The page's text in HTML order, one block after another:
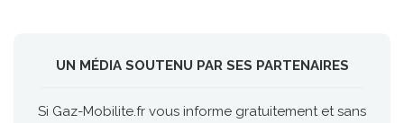
UN MÉDIA SOUTENU PAR SES PARTENAIRES
Si Gaz-Mobilite.fr vous informe gratuitement et sans